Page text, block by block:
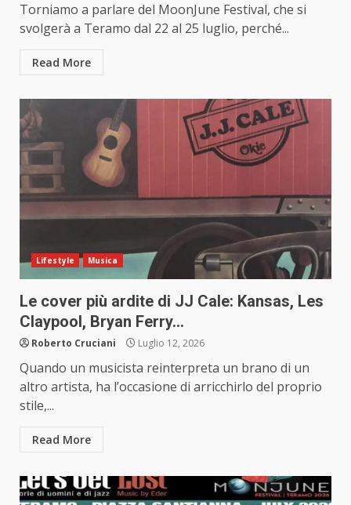
Torniamo a parlare del MoonJune Festival, che si
svolgerà a Teramo dal 22 al 25 luglio, perché...
Read More
Lifestyle Musica
Le cover più ardite di JJ Cale: Kansas, Les
Claypool, Bryan Ferry…
Roberto Cruciani Luglio 12, 2026
Quando un musicista reinterpreta un brano di un
altro artista, ha l’occasione di arricchirlo del proprio
stile,...
Read More